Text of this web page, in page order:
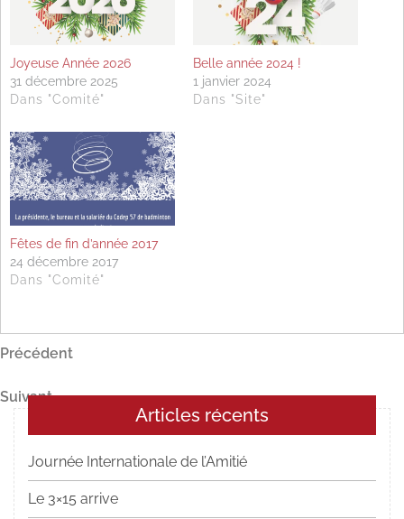
Joyeuse Année 2026
31 décembre 2025
Dans "Comité"
Belle année 2024 !
1 janvier 2024
Dans "Site"
Fêtes de fin d’année 2017
24 décembre 2017
Dans "Comité"
Navigation
l’article
Article
Précédent
Article
suivant
Suivant
Articles récents
Journée Internationale de l’Amitié
Le 3×15 arrive